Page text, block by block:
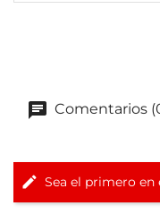
Comentarios
Sea el primero en